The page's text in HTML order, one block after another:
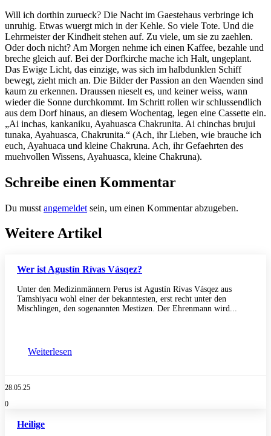
Will ich dorthin zurueck? Die Nacht im Gaestehaus verbringe ich
unruhig. Etwas wuergt mich in der Kehle. So viele Tote. Und die
Lehrmeister der Kindheit stehen auf. Zu viele, um sie zu zaehlen.
Oder doch nicht? Am Morgen nehme ich einen Kaffee, bezahle und
breche gleich auf. Bei der Dorfkirche mache ich Halt, ungeplant.
Das Ewige Licht, das einzige, was sich im halbdunklen Schiff
bewegt, zieht mich an. Die Bilder der Passion an den Waenden sind
kaum zu erkennen. Draussen nieselt es, und keiner weiss, wann
wieder die Sonne durchkommt. Im Schritt rollen wir schlussendlich
aus dem Dorf hinaus, an diesem Wochentag, legen eine Cassette ein.
„Ai inchas, kankaniku, Ayahuasca Chakrunita. Ai chinchas brujui
tunaka, Ayahuasca, Chakrunita.“ (Ach, ihr Lieben, wie brauche ich
euch, Ayahuaca und kleine Chakruna. Ach, ihr Gefaehrten des
muehvollen Wissens, Ayahuasca, kleine Chakruna).
Schreibe einen Kommentar
Du musst angemeldet sein, um einen Kommentar abzugeben.
Weitere Artikel
Wer ist Agustín Rívas Vásqez?
Unter den Medizinmännern Perus ist Agustín Rívas Vásqez aus
Tamshiyacu wohl einer der bekanntesten, erst recht unter den
Mischlingen, den sogenannten Mestizen. Der Ehrenmann wird...
Weiterlesen
28.05.25
0
Heilige